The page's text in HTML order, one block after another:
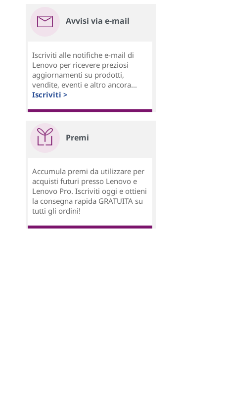
Avvisi via e-mail
Iscriviti alle notifiche e-mail di
Lenovo per ricevere preziosi
aggiornamenti su prodotti,
vendite, eventi e altro ancora...
Iscriviti >
Premi
Accumula premi da utilizzare per
acquisti futuri presso Lenovo e
Lenovo Pro. Iscriviti oggi e ottieni
la consegna rapida GRATUITA su
tutti gli ordini!